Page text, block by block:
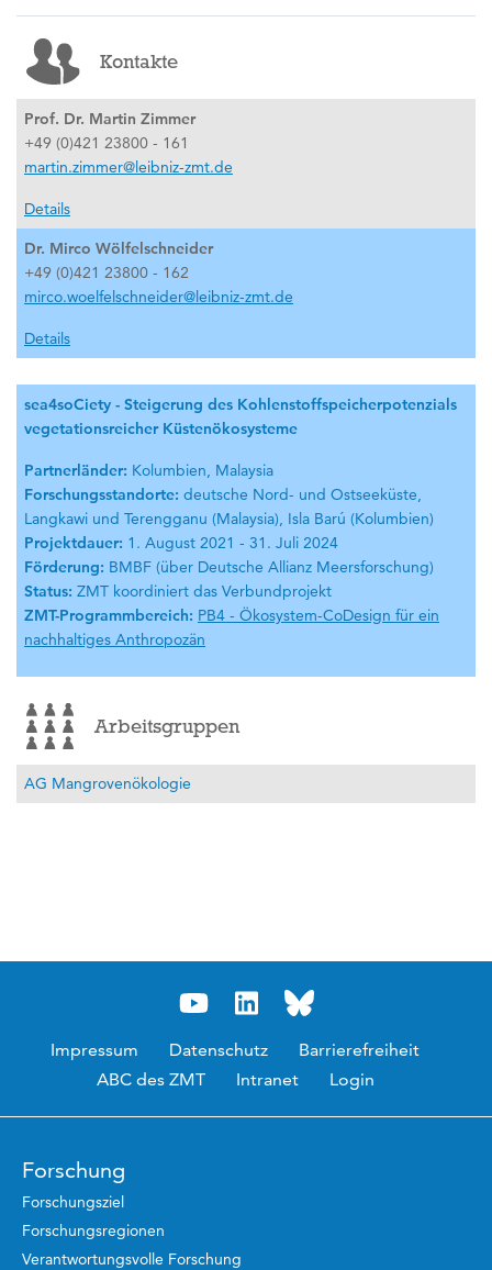
Kontakte
Prof. Dr. Martin Zimmer
+49 (0)421 23800 - 161
martin.zimmer@leibniz-zmt.de
Details
Dr. Mirco Wölfelschneider
+49 (0)421 23800 - 162
mirco.woelfelschneider@leibniz-zmt.de
Details
sea4soCiety - Steigerung des Kohlenstoffspeicherpotenzials
vegetationsreicher Küstenökosysteme
Partnerländer: Kolumbien, Malaysia
Forschungsstandorte: deutsche Nord- und Ostseeküste,
Langkawi und Terengganu (Malaysia), Isla Barú (Kolumbien)
Projektdauer: 1. August 2021 - 31. Juli 2024
Förderung: BMBF (über Deutsche Allianz Meersforschung)
Status: ZMT koordiniert das Verbundprojekt
ZMT-Programmbereich: PB4 - Ökosystem-CoDesign für ein
nachhaltiges Anthropozän
Arbeitsgruppen
AG Mangrovenökologie
Impressum Datenschutz
Barrierefreiheit
ABC des ZMT
Intranet Login
Forschung
Forschungsziel
Forschungsregionen
Verantwortungsvolle Forschung